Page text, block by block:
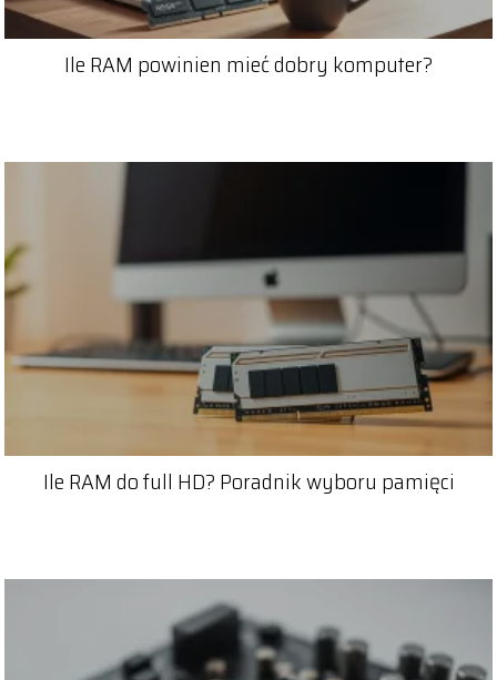
Ile RAM powinien mieć dobry komputer?
Ile RAM do full HD? Poradnik wyboru pamięci